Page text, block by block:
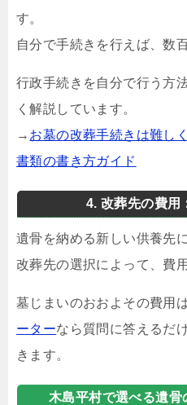
す。
自分で手続きを行えば、数
行政手続きを自分で行う方
く解説しています。
→ お墓の改葬手続きは難し
書類の書き方ガイド
4. 改葬先の費用
遺骨を納める新しい供養先
改葬先の選択によって、費
墓じまいのおおよその費用は
ーターなら質問に答えるだ
きます。
木島平村で選べる遺骨